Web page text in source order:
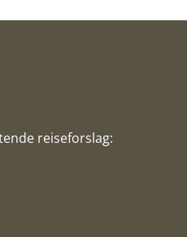
reiseforslag: